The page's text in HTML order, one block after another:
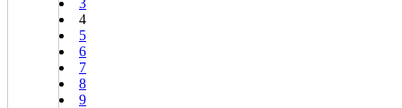
3
4
5
6
7
8
9